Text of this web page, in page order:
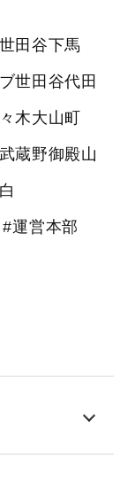
田谷下馬
世田谷代田
木大山町
蔵野御殿山
#運営本部